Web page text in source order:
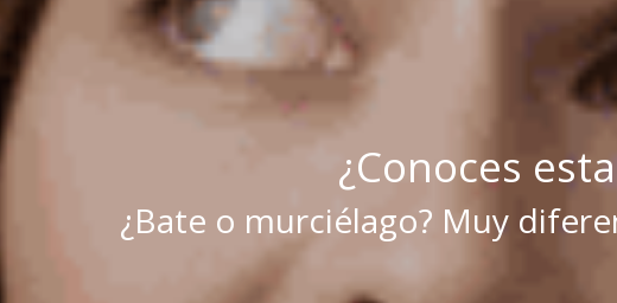
¿Conoces
¿Bate o murciélago? Muy